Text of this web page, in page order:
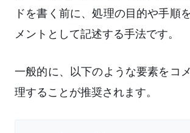
ドを書く前に、処理の目的や手順
メントとして記述する手法です。
一般的に、以下のような要素をコ
理することが推奨されます。